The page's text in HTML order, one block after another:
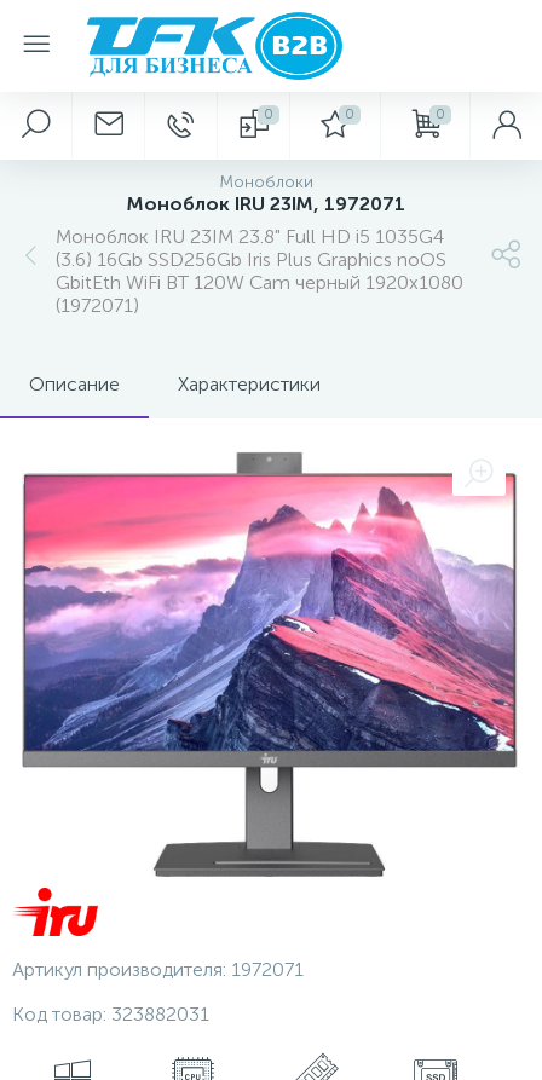
0 0 0
Моноблоки
Моноблок IRU 23IM, 1972071
Моноблок IRU 23IM 23.8" Full HD i5 1035G4
(3.6) 16Gb SSD256Gb Iris Plus Graphics noOS
GbitEth WiFi BT 120W Cam черный 1920x1080
(1972071)
Описание Характеристики
Артикул производителя: 1972071
Код товар: 323882031